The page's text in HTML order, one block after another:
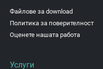
Файлове за download
Политика за поверителност
Оценете нашата работа
Услуги